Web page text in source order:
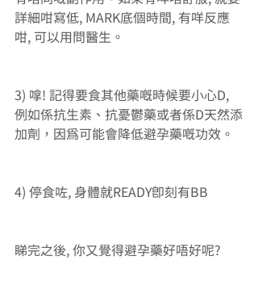
詳細咁寫低, MARK底個時間, 有咩反應
咁, 可以用問醫生。
3) 嗱! 記得要食其他藥嘅時候要小心D,
例如係抗生素、抗憂鬱藥或者係D天然添
加劑，因為可能會降低避孕藥嘅功效。
4) 停食咗, 身體就READY即刻有BB
睇完之後, 你又覺得避孕藥好唔好呢?